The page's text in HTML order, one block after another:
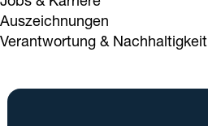
Auszeichnungen
Verantwortung & Nachhaltigkeit